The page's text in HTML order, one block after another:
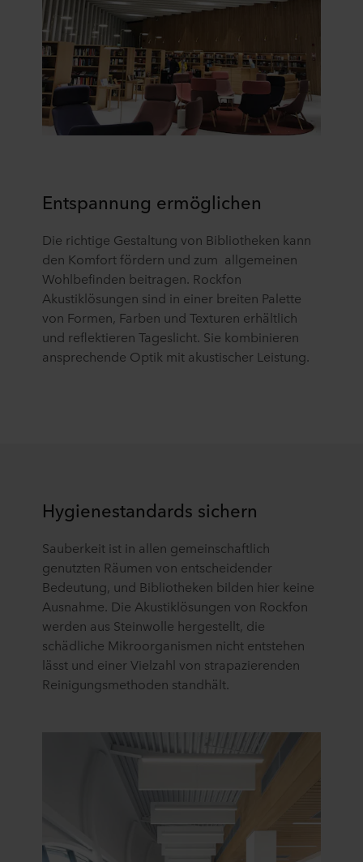
Entspannung ermöglichen
Die richtige Gestaltung von Bibliotheken kann
den Komfort fördern und zum allgemeinen
Wohlbefinden beitragen. Rockfon
Akustiklösungen sind in einer breiten Palette
von Formen, Farben und Texturen erhältlich
und reflektieren Tageslicht. Sie kombinieren
ansprechende Optik mit akustischer Leistung.
Hygienestandards sichern
Sauberkeit ist in allen gemeinschaftlich
genutzten Räumen von entscheidender
Bedeutung, und Bibliotheken bilden hier keine
Ausnahme. Die Akustiklösungen von Rockfon
werden aus Steinwolle hergestellt, die
schädliche Mikroorganismen nicht entstehen
lässt und einer Vielzahl von strapazierenden
Reinigungsmethoden standhält.